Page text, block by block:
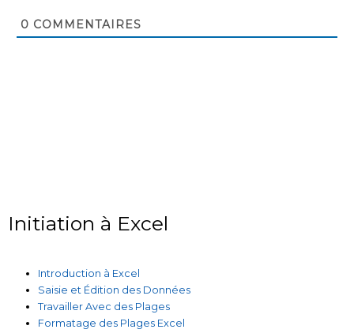
0 COMMENTAIRES
Initiation à Excel
Introduction à Excel
Saisie et Édition des Données
Travailler Avec des Plages
Formatage des Plages Excel